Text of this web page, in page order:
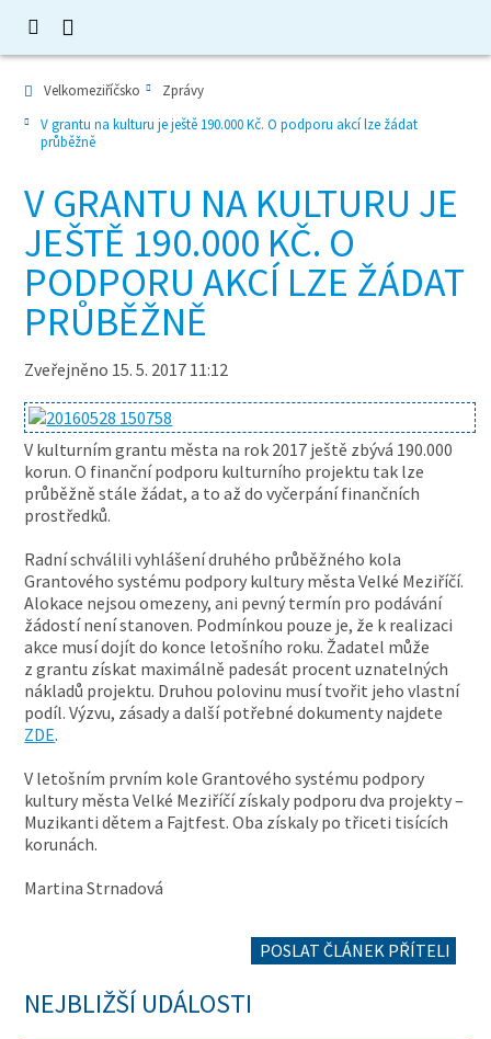
Velkomeziříčsko
Zprávy
V grantu na kulturu je ještě 190.000 Kč. O podporu akcí lze žádat
průběžně
V GRANTU NA KULTURU JE
JEŠTĚ 190.000 KČ. O
PODPORU AKCÍ LZE ŽÁDAT
PRŮBĚŽNĚ
Zveřejněno 15. 5. 2017 11:12
V kulturním grantu města na rok 2017 ještě zbývá 190.000
korun. O finanční podporu kulturního projektu tak lze
průběžně stále žádat, a to až do vyčerpání finančních
prostředků.
Radní schválili vyhlášení druhého průběžného kola
Grantového systému podpory kultury města Velké Meziříčí.
Alokace nejsou omezeny, ani pevný termín pro podávání
žádostí není stanoven. Podmínkou pouze je, že k realizaci
akce musí dojít do konce letošního roku. Žadatel může
z grantu získat maximálně padesát procent uznatelných
nákladů projektu. Druhou polovinu musí tvořit jeho vlastní
podíl. Výzvu, zásady a další potřebné dokumenty najdete
ZDE.
V letošním prvním kole Grantového systému podpory
kultury města Velké Meziříčí získaly podporu dva projekty –
Muzikanti dětem a Fajtfest. Oba získaly po třiceti tisících
korunách.
Martina Strnadová
POSLAT ČLÁNEK PŘÍTELI
NEJBLIŽŠÍ UDÁLOSTI